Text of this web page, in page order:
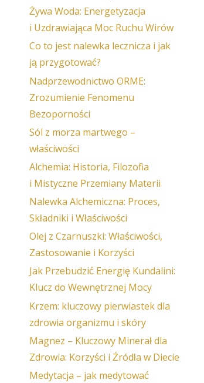
Żywa Woda: Energetyzacja
i Uzdrawiająca Moc Ruchu Wirów
Co to jest nalewka lecznicza i jak
ją przygotować?
Nadprzewodnictwo ORME:
Zrozumienie Fenomenu
Bezoporności
Sól z morza martwego –
właściwości
Alchemia: Historia, Filozofia
i Mistyczne Przemiany Materii
Nalewka Alchemiczna: Proces,
Składniki i Właściwości
Olej z Czarnuszki: Właściwości,
Zastosowanie i Korzyści
Jak Przebudzić Energię Kundalini:
Klucz do Wewnętrznej Mocy
Krzem: kluczowy pierwiastek dla
zdrowia organizmu i skóry
Magnez – Kluczowy Minerał dla
Zdrowia: Korzyści i Źródła w Diecie
Medytacja – jak medytować